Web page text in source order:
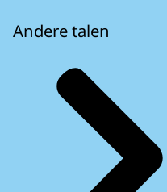
Andere talen